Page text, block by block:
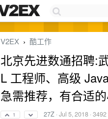
V2EX › 酷工作
北京先进数通招聘:
L 工程师、高级
急需推荐，有合适
1 27Z ·Jul 5, 2018 ·